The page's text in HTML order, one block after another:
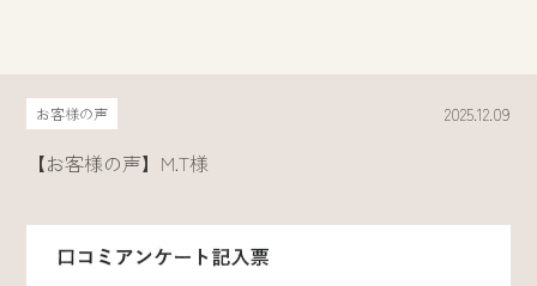
お客様の声 2025.12.09
【お客様の声】M.T様